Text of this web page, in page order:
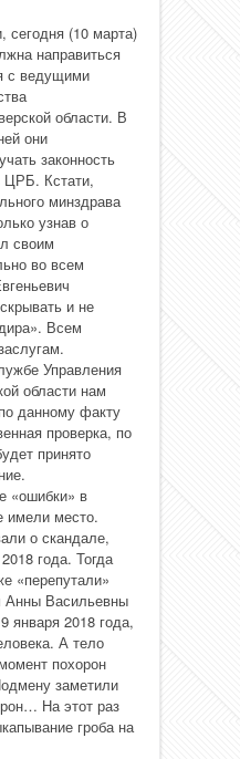
(10 марта)
направиться
с ведущими
области. В
они
законность
ЦРБ. Кстати,
минздрава
узнав о
своим
во всем
и не
Всем
Управления
области нам
данному факту
проверка, по
принято
«ошибки» в
имели место.
о скандале,
года. Тогда
«перепутали»
Анны Васильевны
января 2018 года,
А тело
похорон
заметили
На этот раз
гроба на